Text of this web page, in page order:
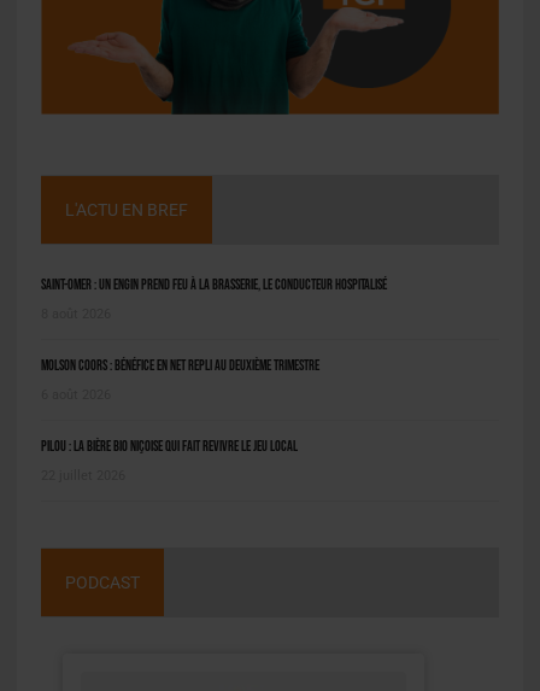
L'ACTU EN BREF
Saint-Omer : un engin prend feu à la brasserie, le conducteur hospitalisé
Molson Coors : bénéfice en net repli au deuxième trimestre
Pilou : la bière bio niçoise qui fait revivre le jeu local
PODCAST